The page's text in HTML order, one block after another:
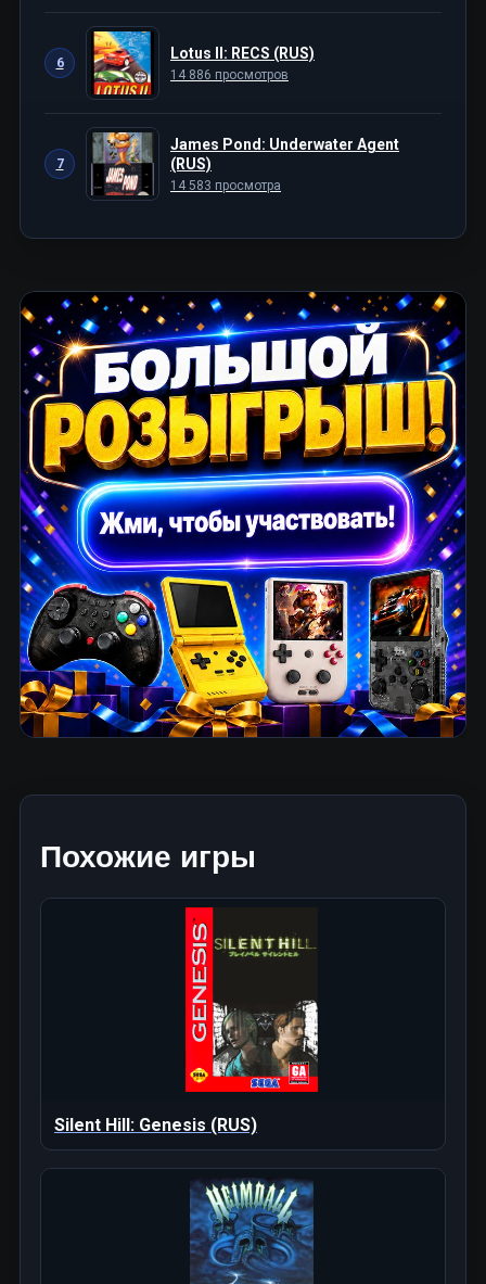
6
Lotus II: RECS (RUS)
14 886 просмотров
7
James Pond: Underwater Agent
(RUS)
14 583 просмотра
Похожие игры
Silent Hill: Genesis (RUS)